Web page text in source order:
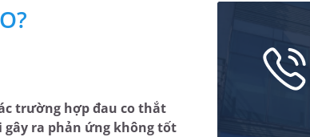
trường hợp đau co thắt
ra phản ứng không tốt